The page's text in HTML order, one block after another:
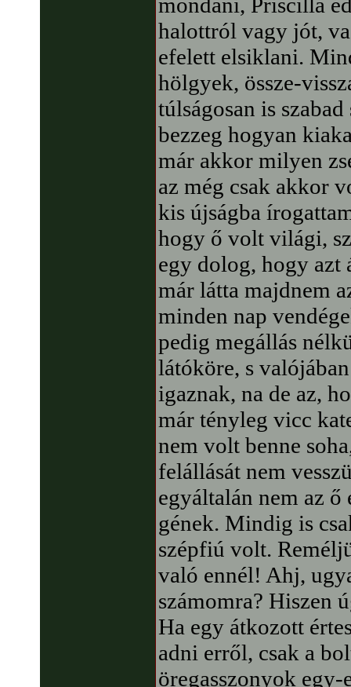
halottról vagy jót,
efelett elsiklani.
hölgyek, össze-
túlságosan is
bezzeg hogyan
már akkor milyen
az még csak akkor
kis újságba
hogy ő volt világi,
egy dolog, hogy azt
már látta majdnem
minden nap
pedig megállás
látóköre, s
igaznak, na de az,
már tényleg vicc
nem volt benne
felállását nem
egyáltalán nem az ő
gének. Mindig is
szépfiú volt.
való ennél! Ahj,
számomra? Hiszen
Ha egy átkozott
adni erről, csak a
öregasszonyok